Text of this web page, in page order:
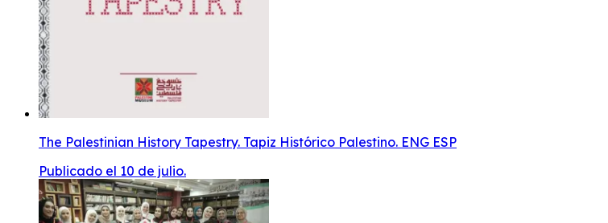
The Palestinian History Tapestry. Tapiz Histórico Palestino. ENG ESP
Publicado el 10 de julio.